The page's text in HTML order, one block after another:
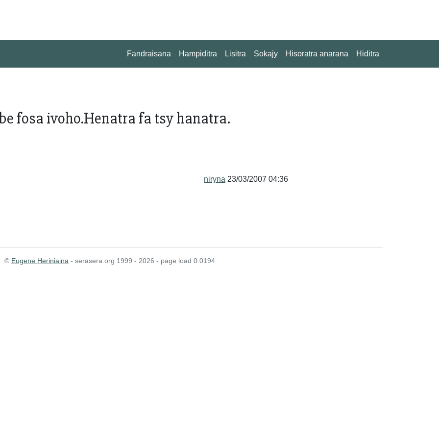
Fandraisana Hampiditra Lisitra Sokajy Hisoratra anarana Hiditra
fosa ivoho.Henatra fa tsy hanatra.
niryna 23/03/2007 04:36
© Eugene Heriniaina - serasera.org 1999 - 2026 - page load 0.0194